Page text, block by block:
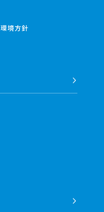
環境方針